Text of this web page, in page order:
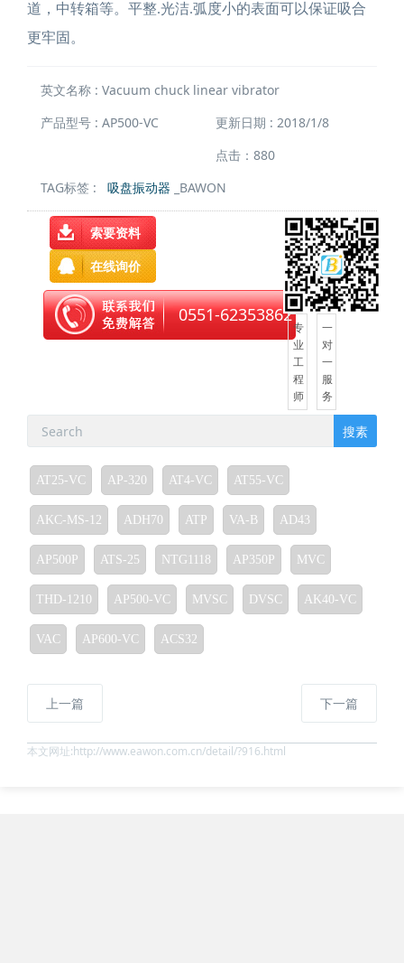
道，中转箱等。平整.光洁.弧度小的表面可以保证吸合
更牢固。
英文名称 : Vacuum chuck linear vibrator
产品型号 : AP500-VC
更新日期 : 2018/1/8
点击：880
TAG标签 : 吸盘振动器 _BAWON
索要资料
在线询价
0551-62353862
专
业
工
程
师
一
对
一
服
务
搜素
AT25-VC AP-320 AT4-VC AT55-VC
AKC-MS-12 ADH70 ATP VA-B AD43
AP500P ATS-25 NTG1118 AP350P MVC
THD-1210 AP500-VC MVSC DVSC AK40-VC
VAC AP600-VC ACS32
上一篇 下一篇
本文网址:http://www.eawon.com.cn/detail/?916.html